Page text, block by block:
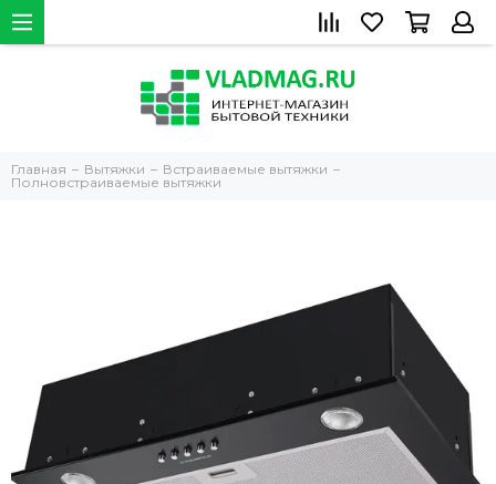
Главная Вытяжки
Встраиваемые вытяжки
Полновстраиваемые вытяжки